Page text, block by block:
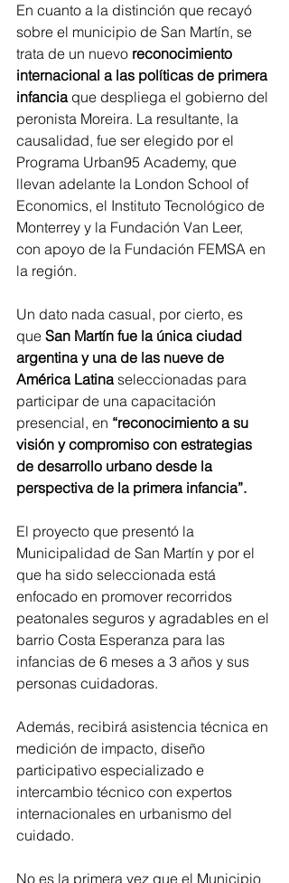
En cuanto a la distinción que recayó
sobre el municipio de San Martín, se
trata de un nuevo reconocimiento
internacional a las políticas de primera
infancia que despliega el gobierno del
peronista Moreira. La resultante, la
causalidad, fue ser elegido por el
Programa Urban95 Academy, que
llevan adelante la London School of
Economics, el Instituto Tecnológico de
Monterrey y la Fundación Van Leer,
con apoyo de la Fundación FEMSA en
la región.
Un dato nada casual, por cierto, es
que San Martín fue la única ciudad
argentina y una de las nueve de
América Latina seleccionadas para
participar de una capacitación
presencial, en “reconocimiento a su
visión y compromiso con estrategias
de desarrollo urbano desde la
perspectiva de la primera infancia”.
El proyecto que presentó la
Municipalidad de San Martín y por el
que ha sido seleccionada está
enfocado en promover recorridos
peatonales seguros y agradables en el
barrio Costa Esperanza para las
infancias de 6 meses a 3 años y sus
personas cuidadoras.
Además, recibirá asistencia técnica en
medición de impacto, diseño
participativo especializado e
intercambio técnico con expertos
internacionales en urbanismo del
cuidado.
No es la primera vez que el Municipio